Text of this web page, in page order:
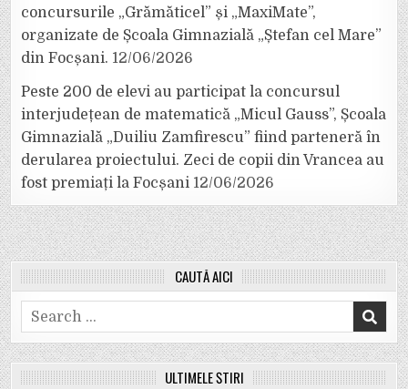
concursurile „Grămăticel” și „MaxiMate”,
organizate de Școala Gimnazială „Ștefan cel Mare”
din Focșani. 12/06/2026
Peste 200 de elevi au participat la concursul
interjudețean de matematică „Micul Gauss”, Școala
Gimnazială „Duiliu Zamfirescu” fiind parteneră în
derularea proiectului. Zeci de copii din Vrancea au
fost premiați la Focșani 12/06/2026
CAUTĂ AICI
Search
for:
ULTIMELE ȘTIRI